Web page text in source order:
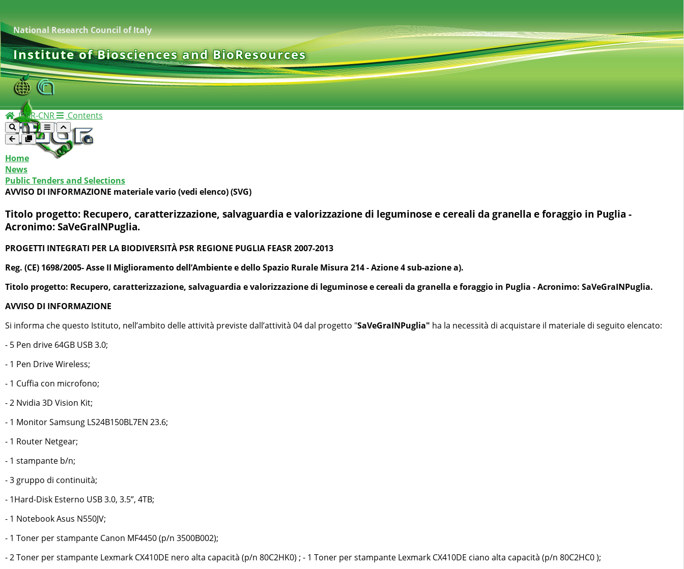
National Research Council of Italy
Institute of Biosciences and BioResources
IBBR-CNR Contents
Home
News
Public Tenders and Selections
AVVISO DI INFORMAZIONE materiale vario (vedi elenco) (SVG)
Titolo progetto: Recupero, caratterizzazione, salvaguardia e valorizzazione di leguminose e cereali da granella e foraggio in Puglia -
Acronimo: SaVeGraINPuglia.
PROGETTI INTEGRATI PER LA BIODIVERSITÀ PSR REGIONE PUGLIA FEASR 2007-2013
Reg. (CE) 1698/2005- Asse II Miglioramento dell’Ambiente e dello Spazio Rurale Misura 214 - Azione 4 sub-azione a).
Titolo progetto: Recupero, caratterizzazione, salvaguardia e valorizzazione di leguminose e cereali da granella e foraggio in Puglia - Acronimo: SaVeGraINPuglia.
AVVISO DI INFORMAZIONE
Si informa che questo Istituto, nell’ambito delle attività previste dall’attività 04 dal progetto "SaVeGraINPuglia" ha la necessità di acquistare il materiale di seguito elencato:
- 5 Pen drive 64GB USB 3.0;
- 1 Pen Drive Wireless;
- 1 Cuffia con microfono;
- 2 Nvidia 3D Vision Kit;
- 1 Monitor Samsung LS24B150BL7EN 23.6;
- 1 Router Netgear;
- 1 stampante b/n;
- 3 gruppo di continuità;
- 1Hard-Disk Esterno USB 3.0, 3.5”, 4TB;
- 1 Notebook Asus N550JV;
- 1 Toner per stampante Canon MF4450 (p/n 3500B002);
- 2 Toner per stampante Lexmark CX410DE nero alta capacità (p/n 80C2HK0) ; - 1 Toner per stampante Lexmark CX410DE ciano alta capacità (p/n 80C2HC0 );